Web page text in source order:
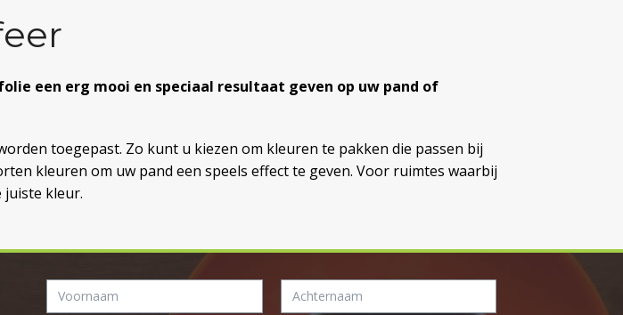
een erg mooi en speciaal resultaat geven op uw pand of
toegepast. Zo kunt u kiezen om kleuren te pakken die passen bij
kleuren om uw pand een speels effect te geven. Voor ruimtes waarbij
juiste kleur.